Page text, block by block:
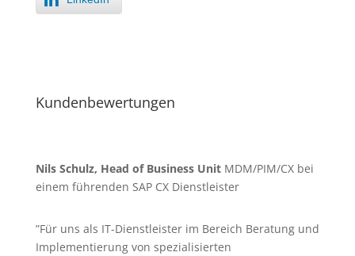
Kundenbewertungen
Nils Schulz, Head of Business UnitMDM/PIM/CX bei
einem führenden SAP CX Dienstleister
”Für uns als IT-Dienstleister im Bereich Beratung und
Implementierung von spezialisierten